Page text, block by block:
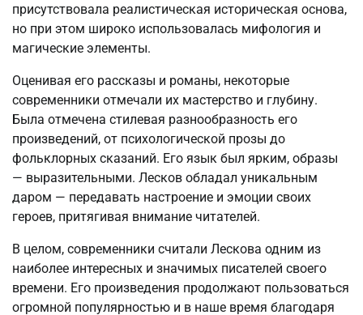
присутствовала реалистическая историческая основа,
но при этом широко использовалась мифология и
магические элементы.
Оценивая его рассказы и романы, некоторые
современники отмечали их мастерство и глубину.
Была отмечена стилевая разнообразность его
произведений, от психологической прозы до
фольклорных сказаний. Его язык был ярким, образы
— выразительными. Лесков обладал уникальным
даром — передавать настроение и эмоции своих
героев, притягивая внимание читателей.
В целом, современники считали Лескова одним из
наиболее интересных и значимых писателей своего
времени. Его произведения продолжают пользоваться
огромной популярностью и в наше время благодаря